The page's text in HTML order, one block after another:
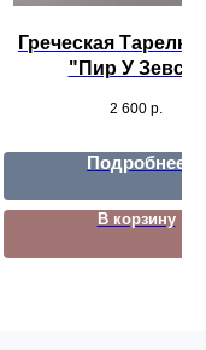
Греческая Тарелка
"Пир У Зевса"
2 600 р.
Подробнее
В корзину